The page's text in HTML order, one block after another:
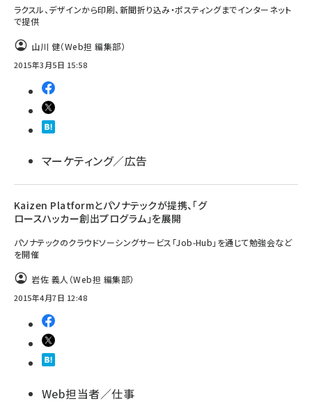
ラクスル、デザインから印刷、新聞折り込み・ポスティングまでインターネット
で提供
山川 健（Web担 編集部）
2015年3月5日 15:58
マーケティング／広告
Kaizen Platformとパソナテックが提携、「グ
ロースハッカー創出プログラム」を展開
パソナテックのクラウドソーシングサービス「Job-Hub」を通じて勉強会など
を開催
岩佐 義人（Web担 編集部）
2015年4月7日 12:48
Web担当者／仕事